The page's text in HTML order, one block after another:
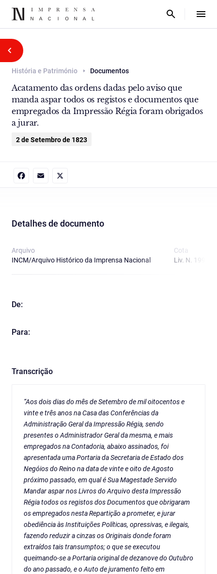
História e Património Documentos
Acatamento das ordens dadas pelo aviso que
manda aspar todos os registos e documentos que
empregados da Impressão Régia foram obrigados
a jurar.
2 de Setembro de 1823
Detalhes de documento
Arquivo
INCM/Arquivo Histórico da Imprensa Nacional
Cota
Liv. N. 199
De:
Para:
Transcrição
“Aos dois dias do mês de Setembro de mil oitocentos e
vinte e três anos na Casa das Conferências da
Administração Geral da Impressão Régia, sendo
presentes o Administrador Geral da mesma, e mais
empregados na Contadoria, abaixo assinados, foi
apresentada uma Portaria da Secretaria de Estado dos
Negóios do Reino na data de vinte e oito de Agosto
próximo passado, em qual é Sua Magestade Servido
Mandar aspar nos Livros do Arquivo desta Impressão
Régia todos os registos dos Documentos que obrigaram
os empregados nesta Repartição a prometer, e jurar
obediência às Instituições Políticas, opressivas, e ilegais,
fazendo reduzir a cinzas os Originais donde foram
extraídos tais transumptos; o que se executou
queimando-se a Portaria original de dezanove do Outubro
do ano passado, e o Auto de juramento feito em